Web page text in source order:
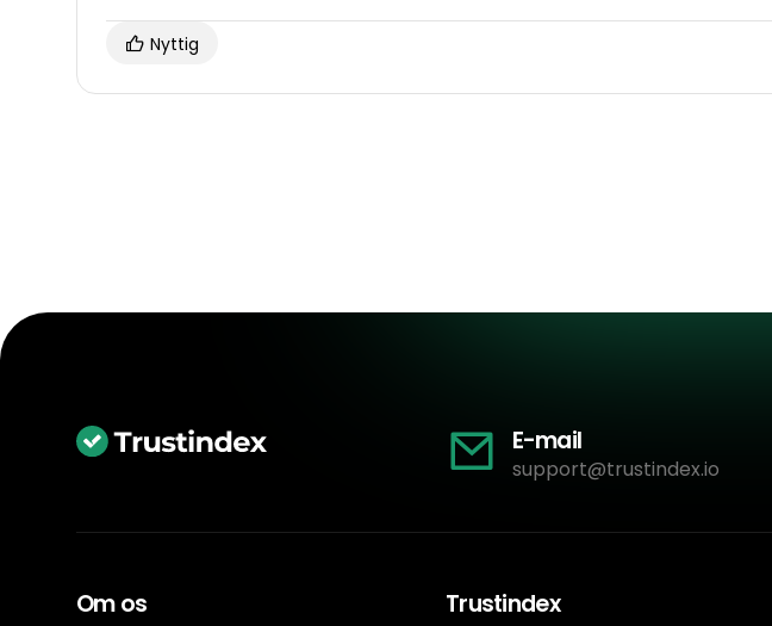
Nyttig
E-mail
support@trustindex.io
Om os Trustindex